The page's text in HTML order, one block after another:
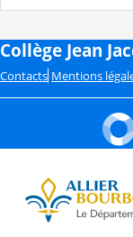
Collège Jean
Contacts Mentions